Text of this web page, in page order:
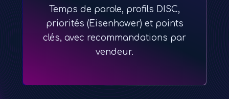
Temps de parole, profils DISC,
priorités (Eisenhower) et points
clés, avec recommandations par
vendeur.